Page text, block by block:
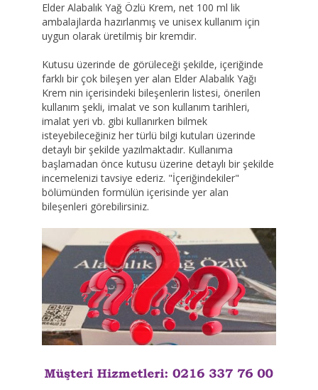
Elder Alabalık Yağ Özlü Krem, net 100 ml lik
ambalajlarda hazırlanmış ve unisex kullanım için
uygun olarak üretilmiş bir kremdir.
Kutusu üzerinde de görüleceği şekilde, içeriğinde
farklı bir çok bileşen yer alan Elder Alabalık Yağı
Krem nin içerisindeki bileşenlerin listesi, önerilen
kullanım şekli, imalat ve son kullanım tarihleri,
imalat yeri vb. gibi kullanırken bilmek
isteyebileceğiniz her türlü bilgi kutuları üzerinde
detaylı bir şekilde yazılmaktadır. Kullanıma
başlamadan önce kutusu üzerine detaylı bir şekilde
incemelenizi tavsiye ederiz. "İçeriğindekiler"
bölümünden formülün içerisinde yer alan
bileşenleri görebilirsiniz.